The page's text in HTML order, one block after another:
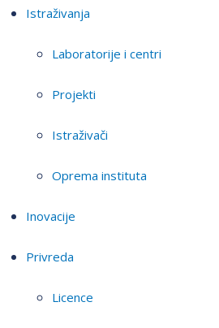
Istraživanja
Laboratorije i centri
Projekti
Istraživači
Oprema instituta
Inovacije
Privreda
Licence